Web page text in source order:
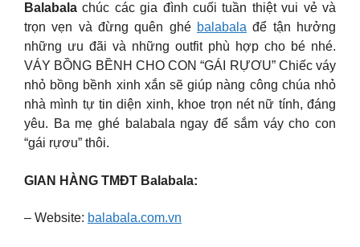
Balabala chúc các gia đình cuối tuần thiệt vui vẻ và
trọn vẹn và đừng quên ghé balabala để tận hưởng
những ưu đãi và những outfit phù hợp cho bé nhé.
VÁY BỒNG BỀNH CHO CON “GÁI RỰƠU” Chiếc váy
nhỏ bồng bềnh xinh xắn sẽ giúp nàng công chúa nhỏ
nhà mình tự tin diện xinh, khoe trọn nét nữ tính, đáng
yêu. Ba mẹ ghé balabala ngay để sắm váy cho con
“gái rựơu” thôi.
GIAN HÀNG TMĐT Balabala:
– Website: balabala.com.vn